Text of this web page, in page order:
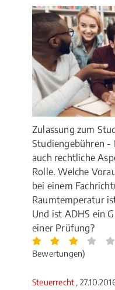
Zulassung zum
Studiengebühren -
auch rechtliche
Rolle. Welche
bei einem
Raumtemperatur
Und ist ADHS ein
einer Prüfung?
Bewertungen)
Steuerrecht ,